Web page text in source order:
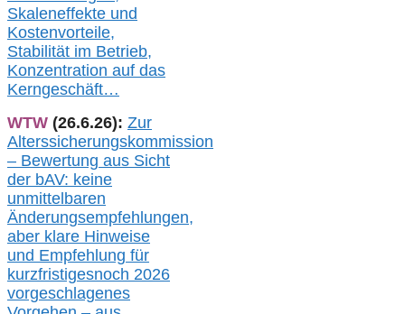
Skaleneffekte und
Kostenvorteile,
Stabilität im Betrieb,
Konzentration auf das
Kerngeschäft…
WTW (26.6.26): Zur
Alterssicherungskommission
– Bewertung aus Sicht
der bAV: keine
unmittelbaren
Änderungsempfehlungen,
aber klare Hinweise
und Empfehlung für
kurzfristigesnoch 2026
vorgeschlagenes